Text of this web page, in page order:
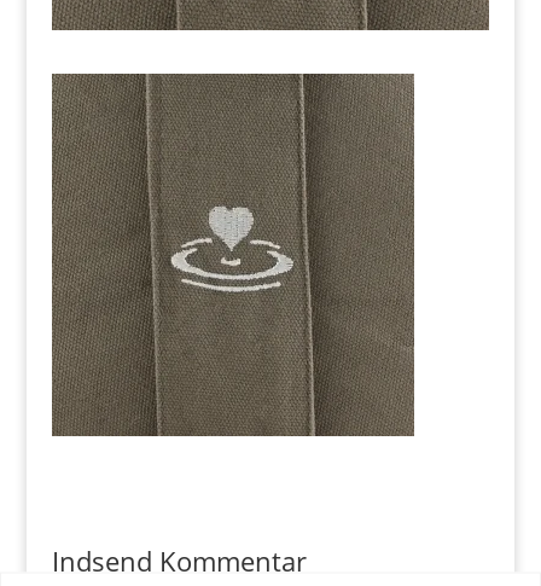
Indsend Kommentar